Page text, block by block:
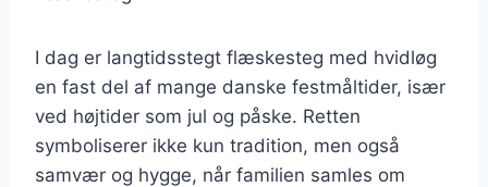
I dag er langtidsstegt flæskesteg med hvidløg
en fast del af mange danske festmåltider, især
ved højtider som jul og påske. Retten
symboliserer ikke kun tradition, men også
samvær og hygge, når familien samles om